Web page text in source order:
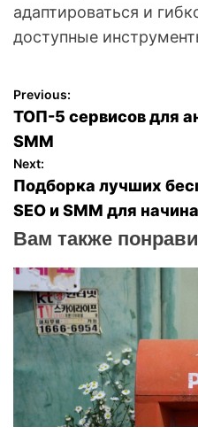
адаптироваться и
доступные
Н
а
в
и
а
ц
и
я
Previous:
ТОП-5 сервисов для
SMM
Next:
Подборка лучших
SEO и SMM для
Вам также